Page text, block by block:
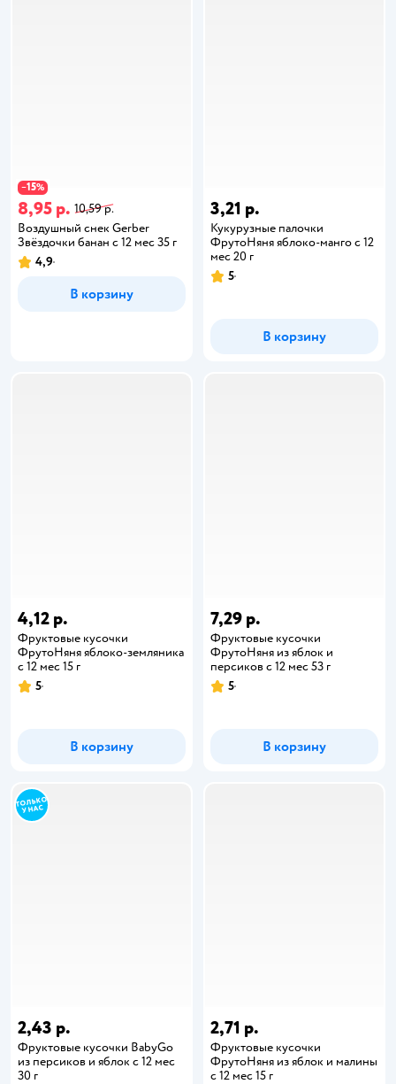
−15%
8,95 р. 10,59 р.
Воздушный снек Gerber
Звёздочки банан с 12 мес 35 г
4,9
В корзину
3,21 р.
Кукурузные палочки
ФрутоНяня яблоко-манго с 12
мес 20 г
5
В корзину
4,12 р.
Фруктовые кусочки
ФрутоНяня яблоко-земляника
с 12 мес 15 г
5
В корзину
7,29 р.
Фруктовые кусочки
ФрутоНяня из яблок и
персиков с 12 мес 53 г
5
В корзину
2,43 р.
Фруктовые кусочки BabyGo
из персиков и яблок с 12 мес
30 г
2,71 р.
Фруктовые кусочки
ФрутоНяня из яблок и малины
с 12 мес 15 г